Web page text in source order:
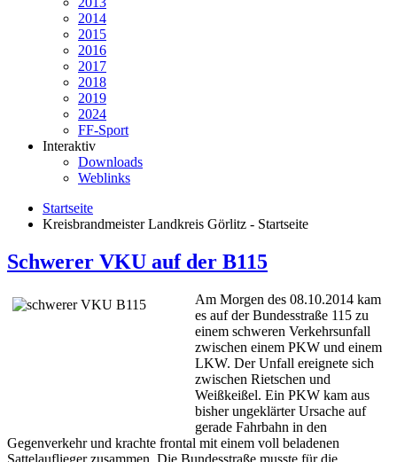
2014
2015
2016
2017
2018
2019
2024
FF-Sport
Interaktiv
Downloads
Weblinks
Startseite
Kreisbrandmeister Landkreis Görlitz - Startseite
Schwerer VKU auf der B115
Am Morgen des 08.10.2014 kam
es auf der Bundesstraße 115 zu
einem schweren Verkehrsunfall
zwischen einem PKW und einem
LKW. Der Unfall ereignete sich
zwischen Rietschen und
Weißkeißel. Ein PKW kam aus
bisher ungeklärter Ursache auf
gerade Fahrbahn in den
Gegenverkehr und krachte frontal mit einem voll beladenen
Sattelauflieger zusammen. Die Bundesstraße musste für die